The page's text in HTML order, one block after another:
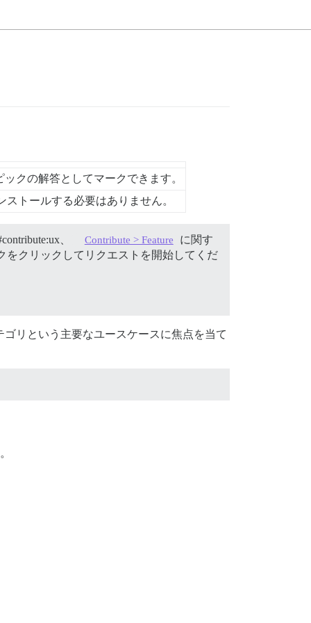
クの解答としてマークできます。
ストールする必要はありません。
、 Contribute > Feature
に関す
をクリックしてリクエストを開始してくだ
リという主要なユースケースに焦点を当て